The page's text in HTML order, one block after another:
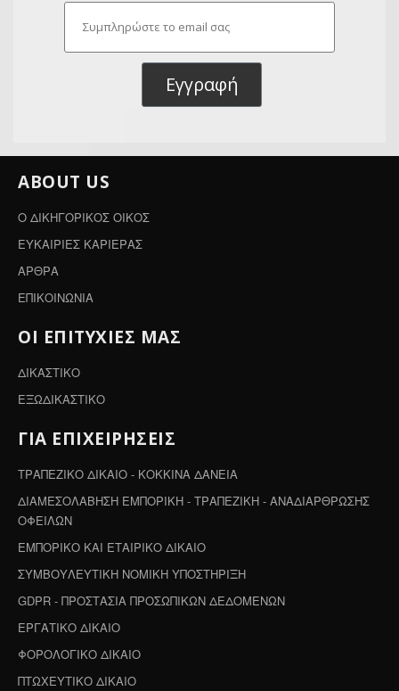
Εγγραφή
ABOUT US
Ο ΔΙΚΗΓΟΡΙΚΟΣ ΟΙΚΟΣ
ΕΥΚΑΙΡΙΕΣ ΚΑΡΙΕΡΑΣ
ΑΡΘΡΑ
ΕΠΙΚΟΙΝΩΝΙΑ
ΟΙ ΕΠΙΤΥΧΙΕΣ ΜΑΣ
ΔΙΚΑΣΤΙΚΟ
ΕΞΩΔΙΚΑΣΤΙΚΟ
ΓΙΑ ΕΠΙΧΕΙΡΗΣΕΙΣ
ΤΡΑΠΕΖΙΚΟ ΔΙΚΑΙΟ - ΚΟΚΚΙΝΑ ΔΑΝΕΙΑ
ΔΙΑΜΕΣΟΛΑΒΗΣΗ ΕΜΠΟΡΙΚΗ - ΤΡΑΠΕΖΙΚΗ - ΑΝΑΔΙΑΡΘΡΩΣΗΣ
ΟΦΕΙΛΩΝ
ΕΜΠΟΡΙΚΟ ΚΑΙ ΕΤΑΙΡΙΚΟ ΔΙΚΑΙΟ
ΣΥΜΒΟΥΛΕΥΤΙΚΗ ΝΟΜΙΚΗ ΥΠΟΣΤΗΡΙΞΗ
GDPR - ΠΡΟΣΤΑΣΙΑ ΠΡΟΣΩΠΙΚΩΝ ΔΕΔΟΜΕΝΩΝ
ΕΡΓΑΤΙΚΟ ΔΙΚΑΙΟ
ΦΟΡΟΛΟΓΙΚΟ ΔΙΚΑΙΟ
ΠΤΩΧΕΥΤΙΚΟ ΔΙΚΑΙΟ